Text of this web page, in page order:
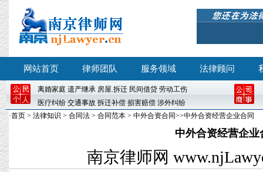
网站首页 律师团队 服务领域 法律顾问
离婚家庭 遗产继承 房屋.拆迁 民间借贷 劳动工伤
医疗纠纷 交通事故 拆迁补偿 损害赔偿 涉外纠纷
·首页 > 法律知识 > 合同法 > 合同范本 > 中外合资合同>>中外合资经营企业合同
中外合资经营企业
南京律师网